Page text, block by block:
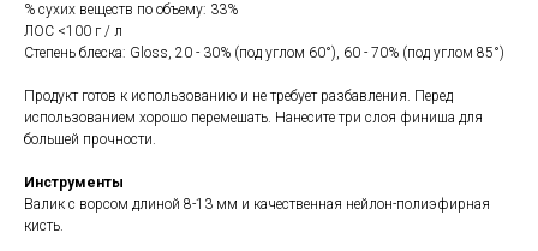
% сухих веществ по объему: 33%
ЛОС <100 г / л
Степень блеска: Gloss, 20 - 30% (под углом 60°), 60 - 70% (под углом 85°)
Продукт готов к использованию и не требует разбавления. Перед
использованием хорошо перемешать. Нанесите три слоя финиша для
большей прочности.
Инструменты
Валик с ворсом длиной 8-13 мм и качественная нейлон-полиэфирная
кисть.